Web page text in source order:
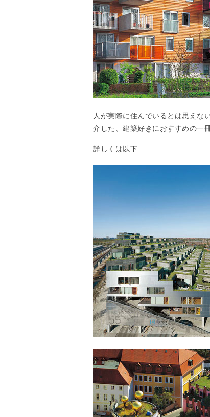
人が実際に住んでいるとは思えな
介した、建築好きにおすすめの一
詳しくは以下